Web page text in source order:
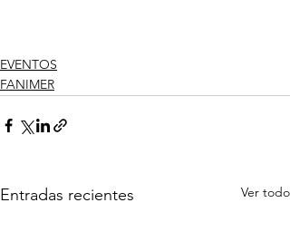
EVENTOS
FANIMER
Entradas recientes Ver todo